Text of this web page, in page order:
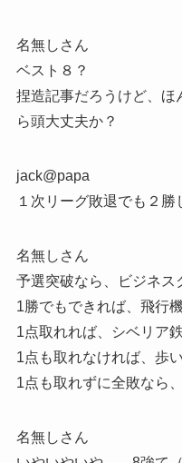
名無しさん
ベスト８？
捏造記事だろうけど、ほ
ら頭大丈夫か？
jack@papa
１次リーグ敗退でも２勝
名無しさん
予選突破なら、ビジネス
1勝でもできれば、飛行
1点取れれば、シベリア
1点も取れなければ、歩い
1点も取れずに全敗なら
名無しさん